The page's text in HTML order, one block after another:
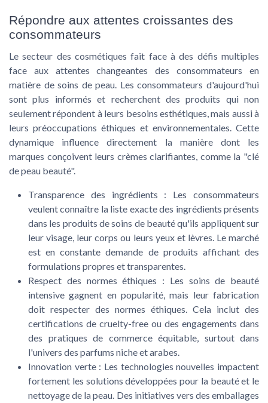
Répondre aux attentes croissantes des
consommateurs
Le secteur des cosmétiques fait face à des défis multiples
face aux attentes changeantes des consommateurs en
matière de soins de peau. Les consommateurs d'aujourd'hui
sont plus informés et recherchent des produits qui non
seulement répondent à leurs besoins esthétiques, mais aussi à
leurs préoccupations éthiques et environnementales. Cette
dynamique influence directement la manière dont les
marques conçoivent leurs crèmes clarifiantes, comme la "clé
de peau beauté".
Transparence des ingrédients : Les consommateurs
veulent connaître la liste exacte des ingrédients présents
dans les produits de soins de beauté qu'ils appliquent sur
leur visage, leur corps ou leurs yeux et lèvres. Le marché
est en constante demande de produits affichant des
formulations propres et transparentes.
Respect des normes éthiques : Les soins de beauté
intensive gagnent en popularité, mais leur fabrication
doit respecter des normes éthiques. Cela inclut des
certifications de cruelty-free ou des engagements dans
des pratiques de commerce équitable, surtout dans
l'univers des parfums niche et arabes.
Innovation verte: Les technologies nouvelles impactent
fortement les solutions développées pour la beauté et le
nettoyage de la peau. Des initiatives vers des emballages